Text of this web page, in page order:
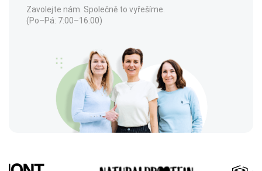
Zavolejte nám. Společně to vyřešíme.
(Po–Pá: 7:00–16:00)